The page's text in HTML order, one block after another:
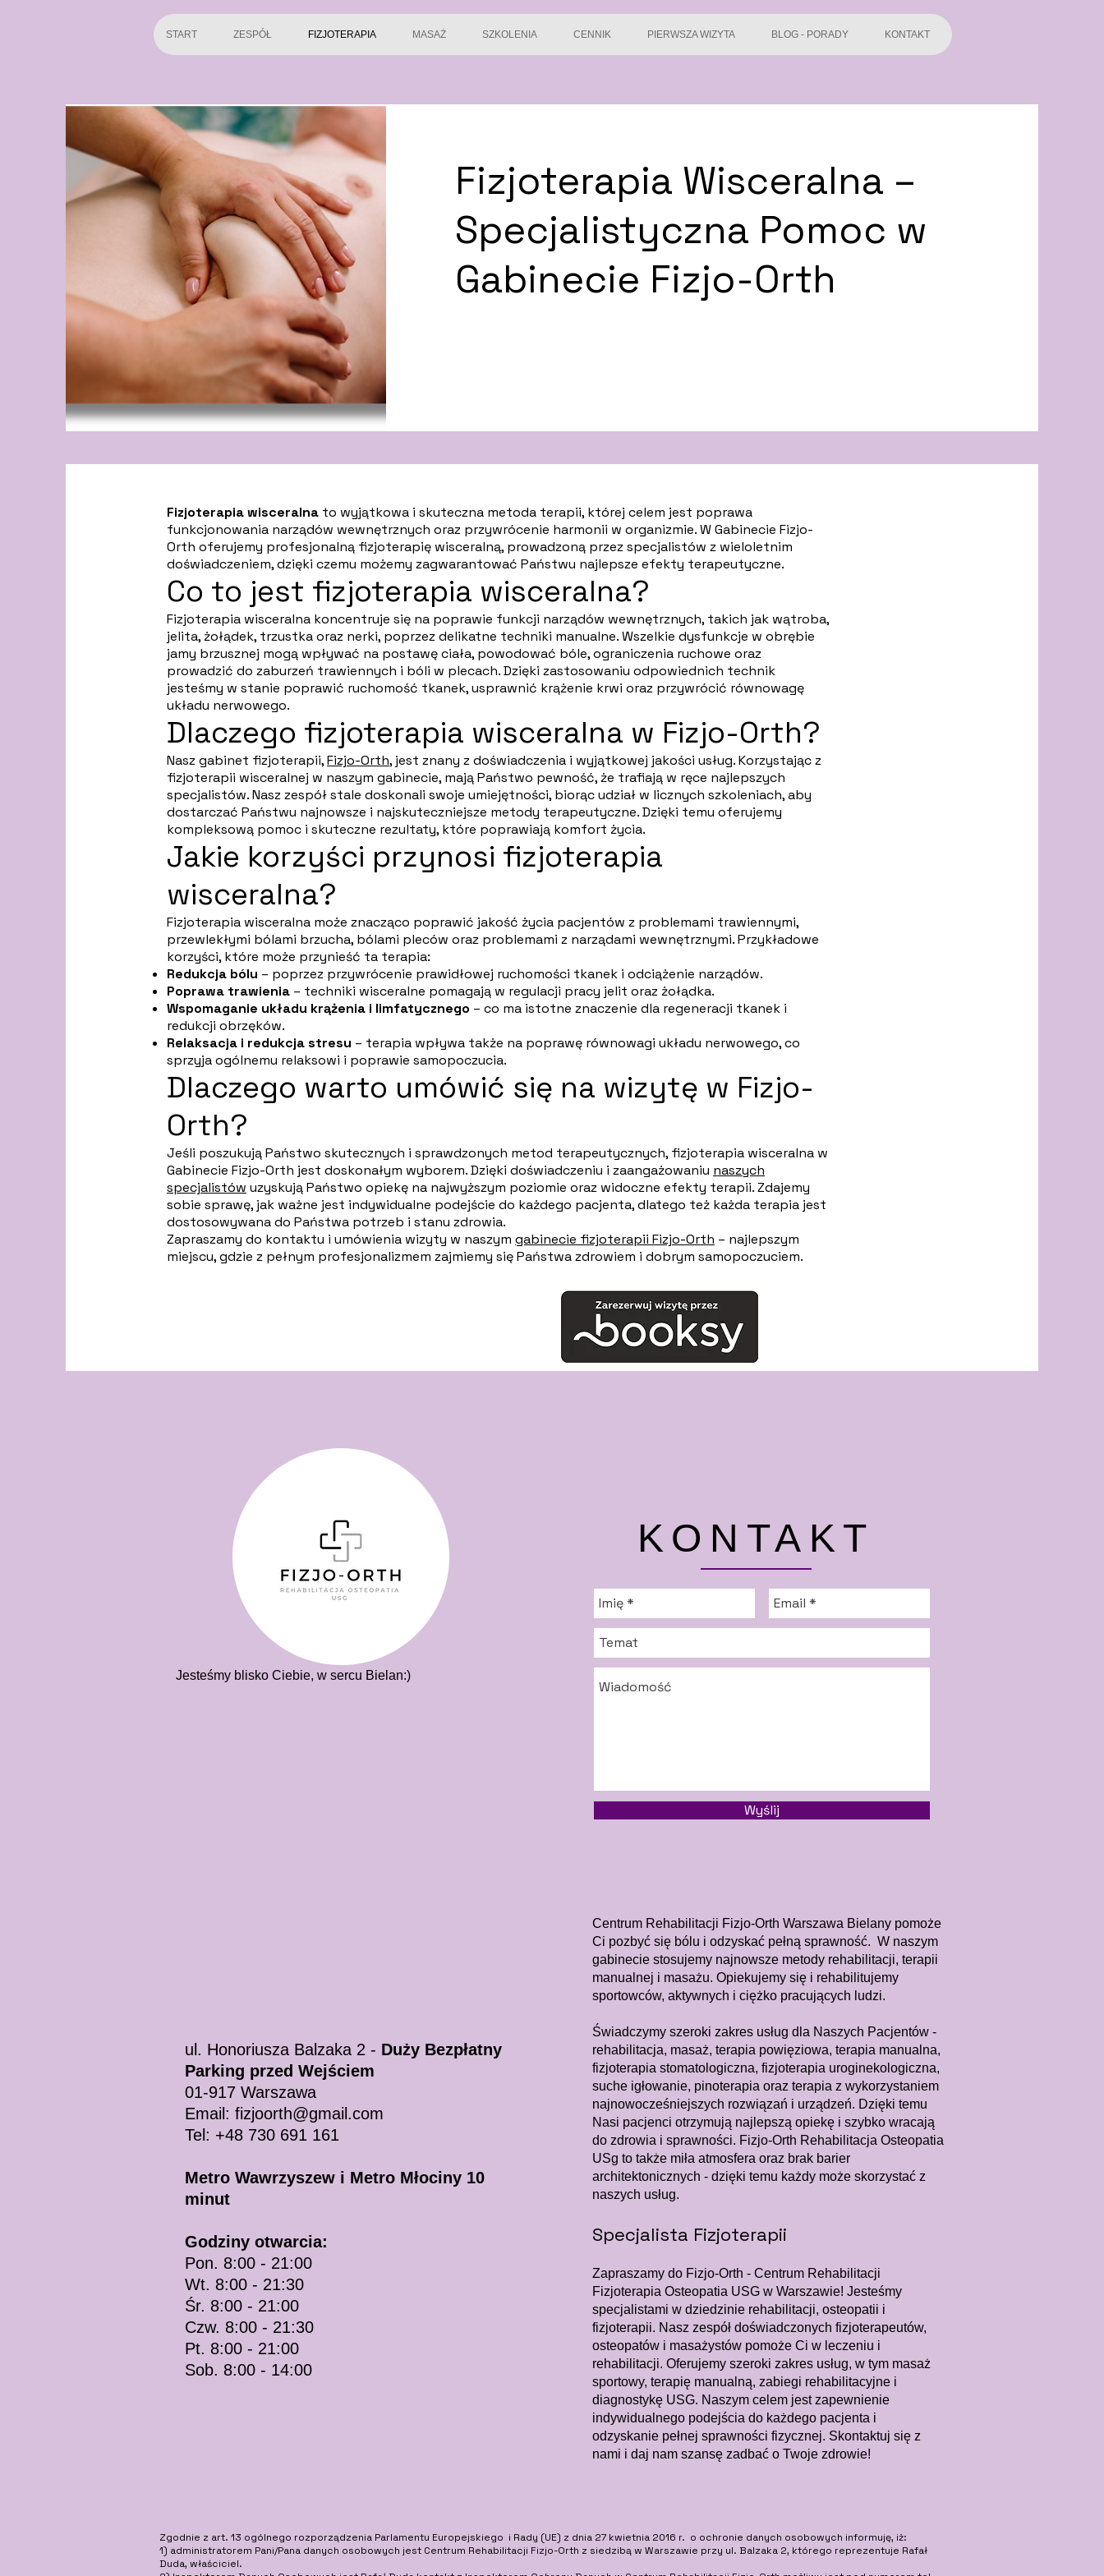
START ZESPÓŁ FIZJOTERAPIA MASAŻ SZKOLENIA CENNIK PIERWSZA WIZYTA BLOG - PORADY KONTAKT
Fizjoterapia Wisceralna –
Specjalistyczna Pomoc w
Gabinecie Fizjo-Orth
Fizjoterapia wisceralna to wyjątkowa i skuteczna metoda terapii, której celem jest poprawa
funkcjonowania narządów wewnętrznych oraz przywrócenie harmonii w organizmie. W Gabinecie Fizjo-
Orth oferujemy profesjonalną fizjoterapię wisceralną, prowadzoną przez specjalistów z wieloletnim
doświadczeniem, dzięki czemu możemy zagwarantować Państwu najlepsze efekty terapeutyczne.
Co to jest fizjoterapia wisceralna?
Fizjoterapia wisceralna koncentruje się na poprawie funkcji narządów wewnętrznych, takich jak wątroba,
jelita, żołądek, trzustka oraz nerki, poprzez delikatne techniki manualne. Wszelkie dysfunkcje w obrębie
jamy brzusznej mogą wpływać na postawę ciała, powodować bóle, ograniczenia ruchowe oraz
prowadzić do zaburzeń trawiennych i bóli w plecach. Dzięki zastosowaniu odpowiednich technik
jesteśmy w stanie poprawić ruchomość tkanek, usprawnić krążenie krwi oraz przywrócić równowagę
układu nerwowego.
Dlaczego fizjoterapia wisceralna w Fizjo-Orth?
Nasz gabinet fizjoterapii,Fizjo-Orth, jest znany z doświadczenia i wyjątkowej jakości usług. Korzystając z
fizjoterapii wisceralnej w naszym gabinecie, mają Państwo pewność, że trafiają w ręce najlepszych
specjalistów. Nasz zespół stale doskonali swoje umiejętności, biorąc udział w licznych szkoleniach, aby
dostarczać Państwu najnowsze i najskuteczniejsze metody terapeutyczne. Dzięki temu oferujemy
kompleksową pomoc i skuteczne rezultaty, które poprawiają komfort życia.
Jakie korzyści przynosi fizjoterapia
wisceralna?
Fizjoterapia wisceralna może znacząco poprawić jakość życia pacjentów z problemami trawiennymi,
przewlekłymi bólami brzucha, bólami pleców oraz problemami z narządami wewnętrznymi. Przykładowe
korzyści, które może przynieść ta terapia:
Redukcja bólu – poprzez przywrócenie prawidłowej ruchomości tkanek i odciążenie narządów.
Poprawa trawienia – techniki wisceralne pomagają w regulacji pracy jelit oraz żołądka.
Wspomaganie układu krążenia i limfatycznego – co ma istotne znaczenie dla regeneracji tkanek i
redukcji obrzęków.
Relaksacja i redukcja stresu – terapia wpływa także na poprawę równowagi układu nerwowego, co
sprzyja ogólnemu relaksowi i poprawie samopoczucia.
Dlaczego warto umówić się na wizytę w Fizjo-
Orth?
Jeśli poszukują Państwo skutecznych i sprawdzonych metod terapeutycznych, fizjoterapia wisceralna w
Gabinecie Fizjo-Orth jest doskonałym wyborem. Dzięki doświadczeniu i zaangażowaniu naszych
specjalistów uzyskują Państwo opiekę na najwyższym poziomie oraz widoczne efekty terapii. Zdajemy
sobie sprawę, jak ważne jest indywidualne podejście do każdego pacjenta, dlatego też każda terapia jest
dostosowywana do Państwa potrzeb i stanu zdrowia.
Zapraszamy do kontaktu i umówienia wizyty w naszym gabinecie fizjoterapii Fizjo-Orth – najlepszym
miejscu, gdzie z pełnym profesjonalizmem zajmiemy się Państwa zdrowiem i dobrym samopoczuciem.
Jesteśmy blisko Ciebie, w sercu Bielan:)
KONTAKT
ul. Honoriusza Balzaka 2 - Duży Bezpłatny
Parking przed Wejściem
01-917 Warszawa
Email: fizjoorth@gmail.com
Tel: +48 730 691 161
Metro Wawrzyszew i Metro Młociny 10
minut
Godziny otwarcia:
Pon. 8:00 - 21:00
​​Wt. 8:00 - 21:30
Śr. 8:00 - 21:00​
Czw. 8:00 - 21:30
Pt. 8:00 - 21:00
Sob. 8:00 - 14:00
Wyślij
Centrum Rehabilitacji Fizjo-Orth Warszawa Bielany pomoże
Ci pozbyć się bólu i odzyskać pełną sprawność. W naszym
gabinecie stosujemy najnowsze metody rehabilitacji, terapii
manualnej i masażu. Opiekujemy się i rehabilitujemy
sportowców, aktywnych i ciężko pracujących ludzi.
Świadczymy szeroki zakres usług dla Naszych Pacjentów -
rehabilitacja, masaż, terapia powięziowa, terapia manualna,
fizjoterapia stomatologiczna, fizjoterapia uroginekologiczna,
suche igłowanie, pinoterapia oraz terapia z wykorzystaniem
najnowocześniejszych rozwiązań i urządzeń. Dzięki temu
Nasi pacjenci otrzymują najlepszą opiekę i szybko wracają
do zdrowia i sprawności. Fizjo-Orth Rehabilitacja Osteopatia
USg to także miła atmosfera oraz brak barier
architektonicznych - dzięki temu każdy może skorzystać z
naszych usług.
Specjalista Fizjoterapii
Zapraszamy do Fizjo-Orth - Centrum Rehabilitacji
Fizjoterapia Osteopatia USG w Warszawie! Jesteśmy
specjalistami w dziedzinie rehabilitacji, osteopatii i
fizjoterapii. Nasz zespół doświadczonych fizjoterapeutów,
osteopatów i masażystów pomoże Ci w leczeniu i
rehabilitacji. Oferujemy szeroki zakres usług, w tym masaż
sportowy, terapię manualną, zabiegi rehabilitacyjne i
diagnostykę USG. Naszym celem jest zapewnienie
indywidualnego podejścia do każdego pacjenta i
odzyskanie pełnej sprawności fizycznej. Skontaktuj się z
nami i daj nam szansę zadbać o Twoje zdrowie!
Zgodnie z art. 13 ogólnego rozporządzenia Parlamentu Europejskiego i Rady (UE) z dnia 27 kwietnia 2016 r. o ochronie danych osobowych informuję, iż:
1) administratorem Pani/Pana danych osobowych jest Centrum Rehabilitacji Fizjo-Orth z siedzibą w Warszawie przy ul. Balzaka 2, którego reprezentuje Rafał
Duda, właściciel.